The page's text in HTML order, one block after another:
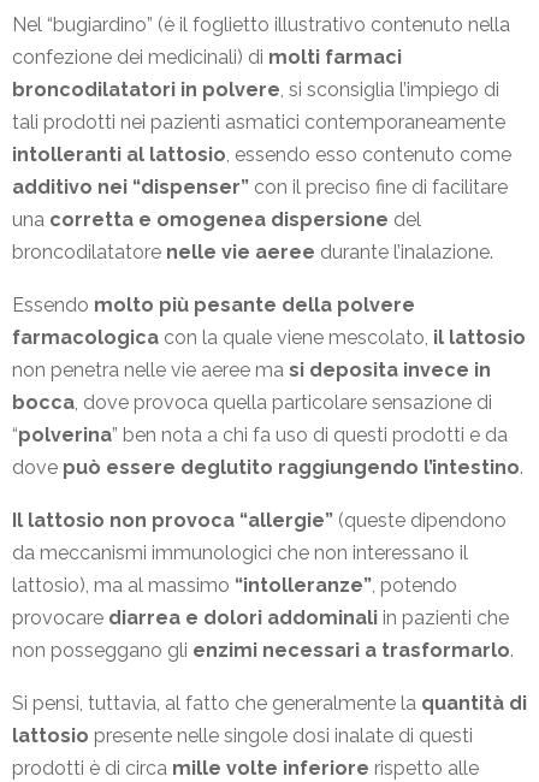
Nel “bugiardino” (è il foglietto illustrativo contenuto nella
confezione dei medicinali) di molti farmaci
broncodilatatori in polvere, si sconsiglia l’impiego di
tali prodotti nei pazienti asmatici contemporaneamente
intolleranti al lattosio, essendo esso contenuto come
additivo nei “dispenser” con il preciso fine di facilitare
una corretta e omogenea dispersione del
broncodilatatore nelle vie aeree durante l’inalazione.
Essendo molto più pesante della polvere
farmacologica con la quale viene mescolato, il lattosio
non penetra nelle vie aeree ma si deposita invece in
bocca, dove provoca quella particolare sensazione di
“polverina” ben nota a chi fa uso di questi prodotti e da
dove può essere deglutito raggiungendo l’intestino.
Il lattosio non provoca “allergie” (queste dipendono
da meccanismi immunologici che non interessano il
lattosio), ma al massimo “intolleranze”, potendo
provocare diarrea e dolori addominali in pazienti che
non posseggano gli enzimi necessari a trasformarlo.
Si pensi, tuttavia, al fatto che generalmente la quantità di
lattosio presente nelle singole dosi inalate di questi
prodotti è di circa mille volte inferiore rispetto alle